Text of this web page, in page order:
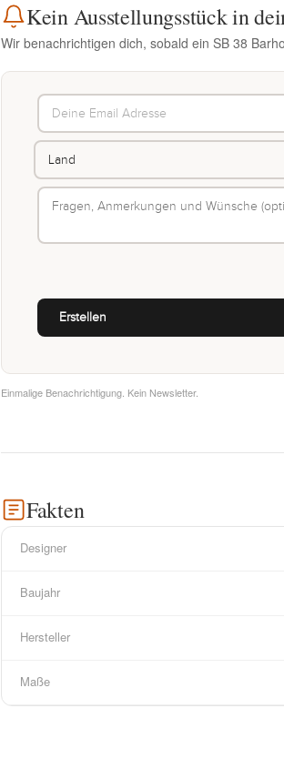
Kein Ausstellungsstück in
Wir benachrichtigen dich, sobald ein SB 38
Einmalige Benachrichtigung. Kein Newsletter.
Fakten
Designer
Baujahr
Hersteller
Maße